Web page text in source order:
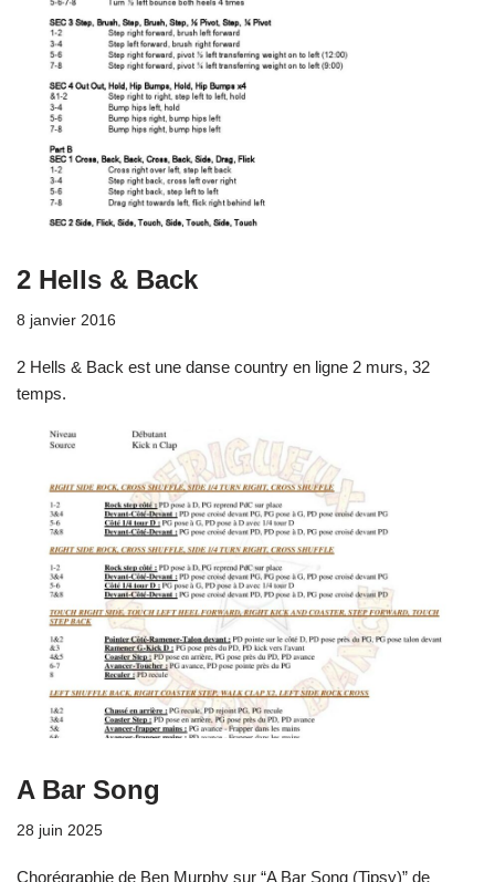
2 Hells & Back
8 janvier 2016
2 Hells & Back est une danse country en ligne 2 murs, 32
temps.
A Bar Song
28 juin 2025
Chorégraphie de Ben Murphy sur “A Bar Song (Tipsy)” de